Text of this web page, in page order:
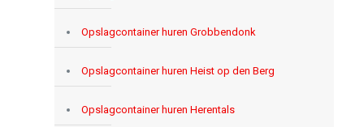
Opslagcontainer huren Grobbendonk
Opslagcontainer huren Heist op den Berg
Opslagcontainer huren Herentals